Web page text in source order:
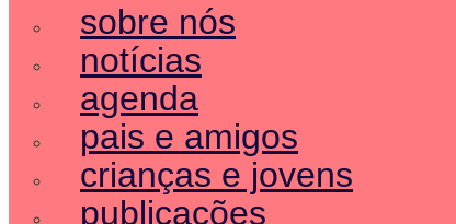
sobre nós
notícias
agenda
pais e amigos
crianças e jovens
publicações